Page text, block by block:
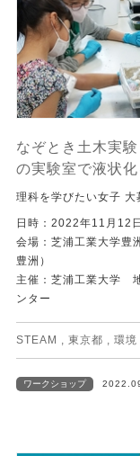
なぞとき土木実
の実験室で液状
理科を学びたい女子 大
日時：2022年11月12
会場：芝浦工業大学豊
豊洲）
主催：芝浦工業大学
ンター
STEAM , 東京都 , 環境
ワークショップ